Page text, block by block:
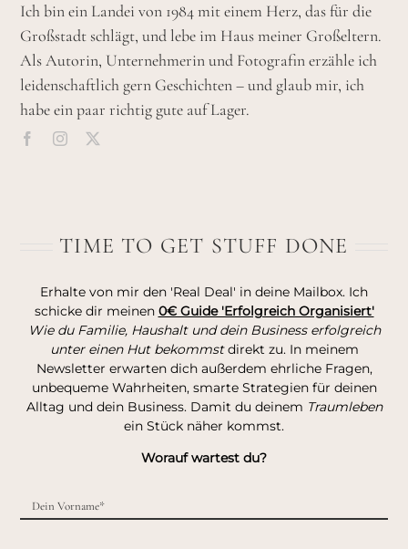
Ich bin ein Landei von 1984 mit einem Herz, das für die
Großstadt schlägt, und lebe im Haus meiner Großeltern.
Als Autorin, Unternehmerin und Fotografin erzähle ich
leidenschaftlich gern Geschichten – und glaub mir, ich
habe ein paar richtig gute auf Lager.
TIME TO GET STUFF DONE
Erhalte von mir den 'Real Deal' in deine Mailbox. Ich
schicke dir meinen 0€ Guide 'Erfolgreich Organisiert'
Wie du Familie, Haushalt und dein Business erfolgreich
unter einen Hut bekommstdirekt zu. In meinem
Newsletter erwarten dich außerdem ehrliche Fragen,
unbequeme Wahrheiten, smarte Strategien für deinen
Alltag und dein Business. Damit du deinem Traumleben
ein Stück näher kommst.
Worauf wartest du?